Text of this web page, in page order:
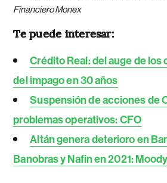
Financiero Monex
Te puede interesar:
Crédito Real: del auge de los
del impago en 30 años
Suspensión de acciones de
problemas operativos: CFO
Altán genera deterioro en
Banobras y Nafin en 2021: